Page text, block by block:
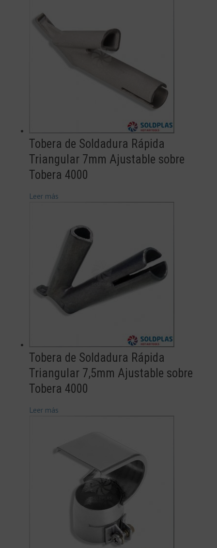
Tobera de Soldadura Rápida
Triangular 7mm Ajustable sobre
Tobera 4000
Leer más
Tobera de Soldadura Rápida
Triangular 7,5mm Ajustable sobre
Tobera 4000
Leer más